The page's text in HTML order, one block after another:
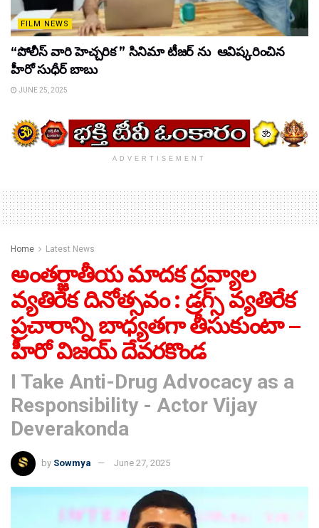
FILM NEWS
“పోలీస్ వారి హెచ్చరిక ” సినిమా టీజర్ ను ఆవిష్కరించిన
హీరో సుధీర్ బాబు
JUNE 25, 2025
ADVERTISEMENT
Home Latest News
అంతర్జాతీయ మాదక ద్రవ్యాల
వ్యతిరేక దినోత్సవం : డ్రగ్స్ వ్యతిరేక
ప్రచారాన్ని బాధ్యతగా తీసుకుంటా –
హీరో విజయ్ దేవరకొండ
I Take Anti-Drug Advocacy as a
Responsibility - Actor Vijay
Deverakonda
by Sowmya June 27, 2025